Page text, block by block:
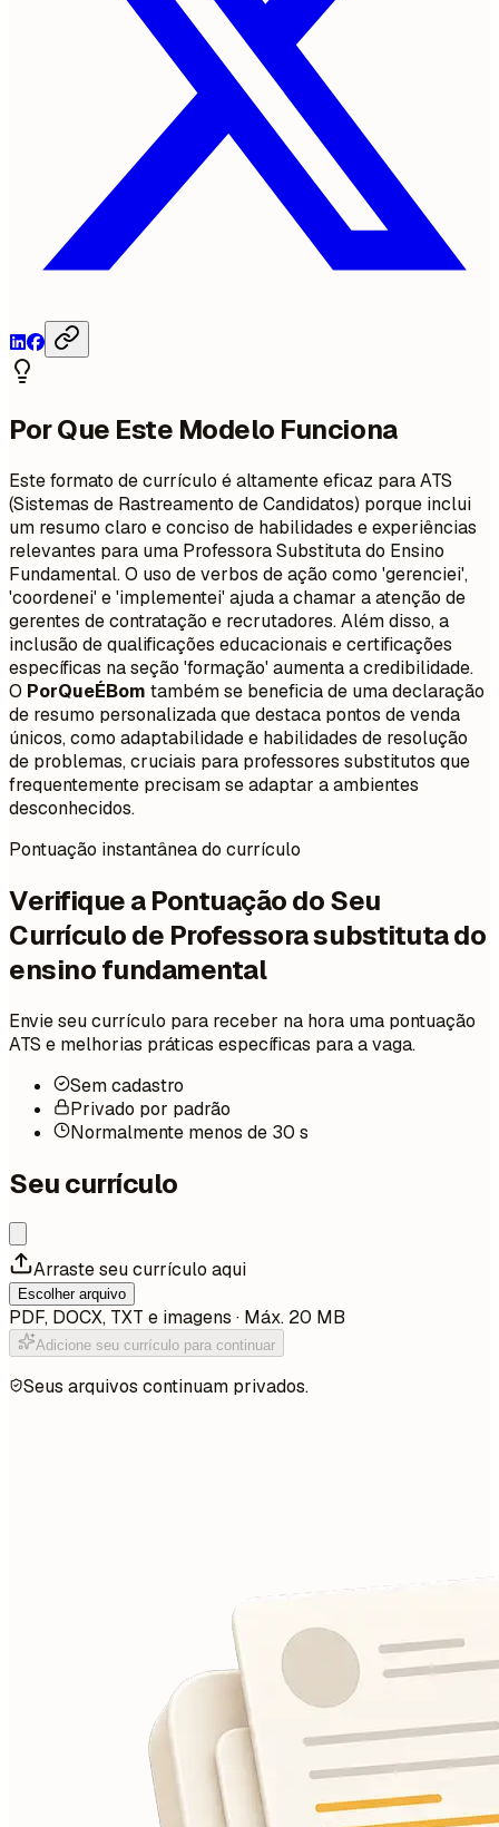
Por Que Este Modelo Funciona
Este formato de currículo é altamente eficaz para ATS
(Sistemas de Rastreamento de Candidatos) porque inclui
um resumo claro e conciso de habilidades e experiências
relevantes para uma Professora Substituta do Ensino
Fundamental. O uso de verbos de ação como 'gerenciei',
'coordenei' e 'implementei' ajuda a chamar a atenção de
gerentes de contratação e recrutadores. Além disso, a
inclusão de qualificações educacionais e certificações
específicas na seção 'formação' aumenta a credibilidade.
O PorQueÉBom também se beneficia de uma declaração
de resumo personalizada que destaca pontos de venda
únicos, como adaptabilidade e habilidades de resolução
de problemas, cruciais para professores substitutos que
frequentemente precisam se adaptar a ambientes
desconhecidos.
Pontuação instantânea do currículo
Verifique a Pontuação do Seu
Currículo de Professora substituta do
ensino fundamental
Envie seu currículo para receber na hora uma pontuação
ATS e melhorias práticas específicas para a vaga.
Sem cadastro
Privado por padrão
Normalmente menos de 30 s
Seu currículo
Arraste seu currículo aqui
Escolher arquivo
PDF, DOCX, TXT e imagens · Máx. 20 MB
Adicione seu currículo para continuar
Seus arquivos continuam privados.